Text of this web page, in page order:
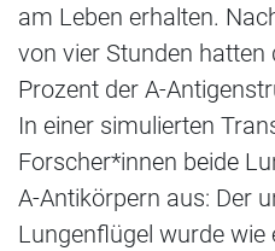
am Leben erhalten.
von vier Stunden hatten
Prozent der A-
In einer simulierten
Forscher*innen beide
A-Antikörpern aus: Der
Lungenflügel wurde